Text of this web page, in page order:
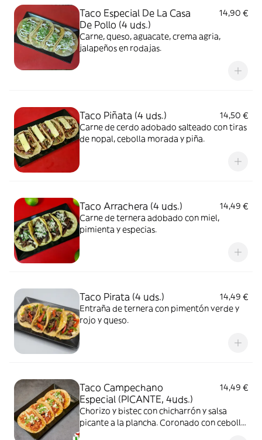
Taco Especial De La Casa
De Pollo (4 uds.)
14,90 €
Carne, queso, aguacate, crema agria,
jalapeños en rodajas.
Taco Piñata (4 uds.)
14,50 €
Carne de cerdo adobado salteado con tiras
de nopal, cebolla morada y piña.
Taco Arrachera (4 uds.)
14,49 €
Carne de ternera adobado con miel,
pimienta y especias.
Taco Pirata (4 uds.)
14,49 €
Entraña de ternera con pimentón verde y
rojo y queso.
Taco Campechano
Especial (PICANTE, 4uds.)
14,49 €
Chorizo y bistec con chicharrón y salsa
picante a la plancha. Coronado con cebolla